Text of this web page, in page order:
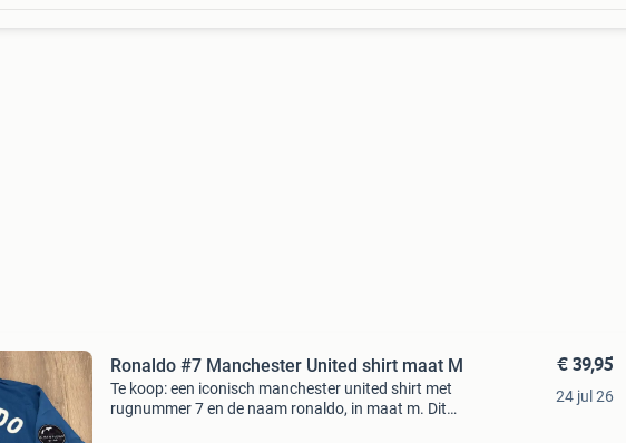
Ronaldo #7 Manchester United shirt maat M
Te koop: een iconisch manchester united shirt met
rugnummer 7 en de naam ronaldo, in maat m. Dit
€ 39,95
24 jul 26